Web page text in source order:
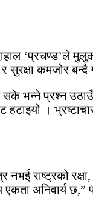
‘प्रचण्ड’ले
र सुरक्षा
भन्ने प्रश्न
।
राष्ट्रको
एकता अनिवार्य